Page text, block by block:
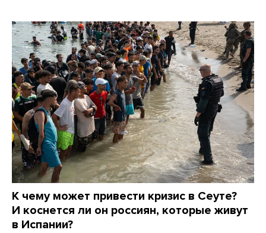
К чему может привести кризис в Сеуте?
И коснется ли он россиян, которые живут
в Испании?